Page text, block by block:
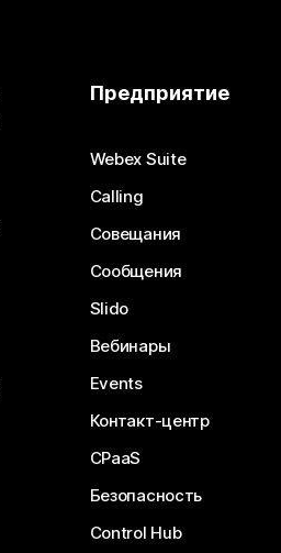
Предприятие
Webex Suite
Calling
Совещания
Сообщения
Slido
Вебинары
Events
Контакт-центр
CPaaS
Безопасность
Control Hub